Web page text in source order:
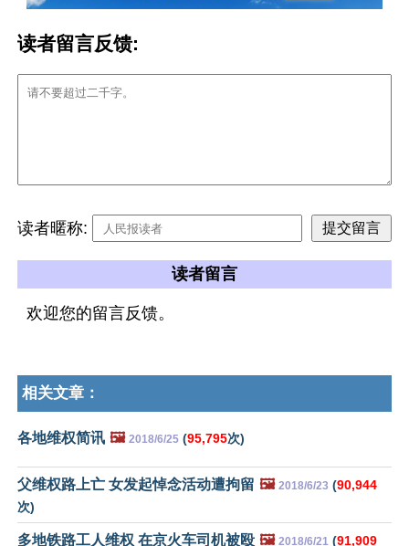
读者留言反馈:
读者暱称:
读者留言
欢迎您的留言反馈。
相关文章：
各地维权简讯 🖼️ 2018/6/25 (95,795次)
父维权路上亡 女发起悼念活动遭拘留 🖼️ 2018/6/23 (90,944
次)
多地铁路工人维权 在京火车司机被殴 🖼️ 2018/6/21 (91,909